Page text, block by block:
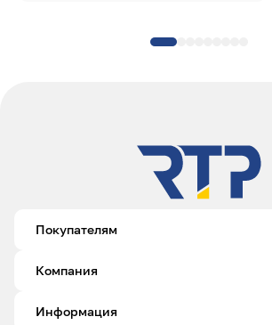
Покупателям
Компания
Информация